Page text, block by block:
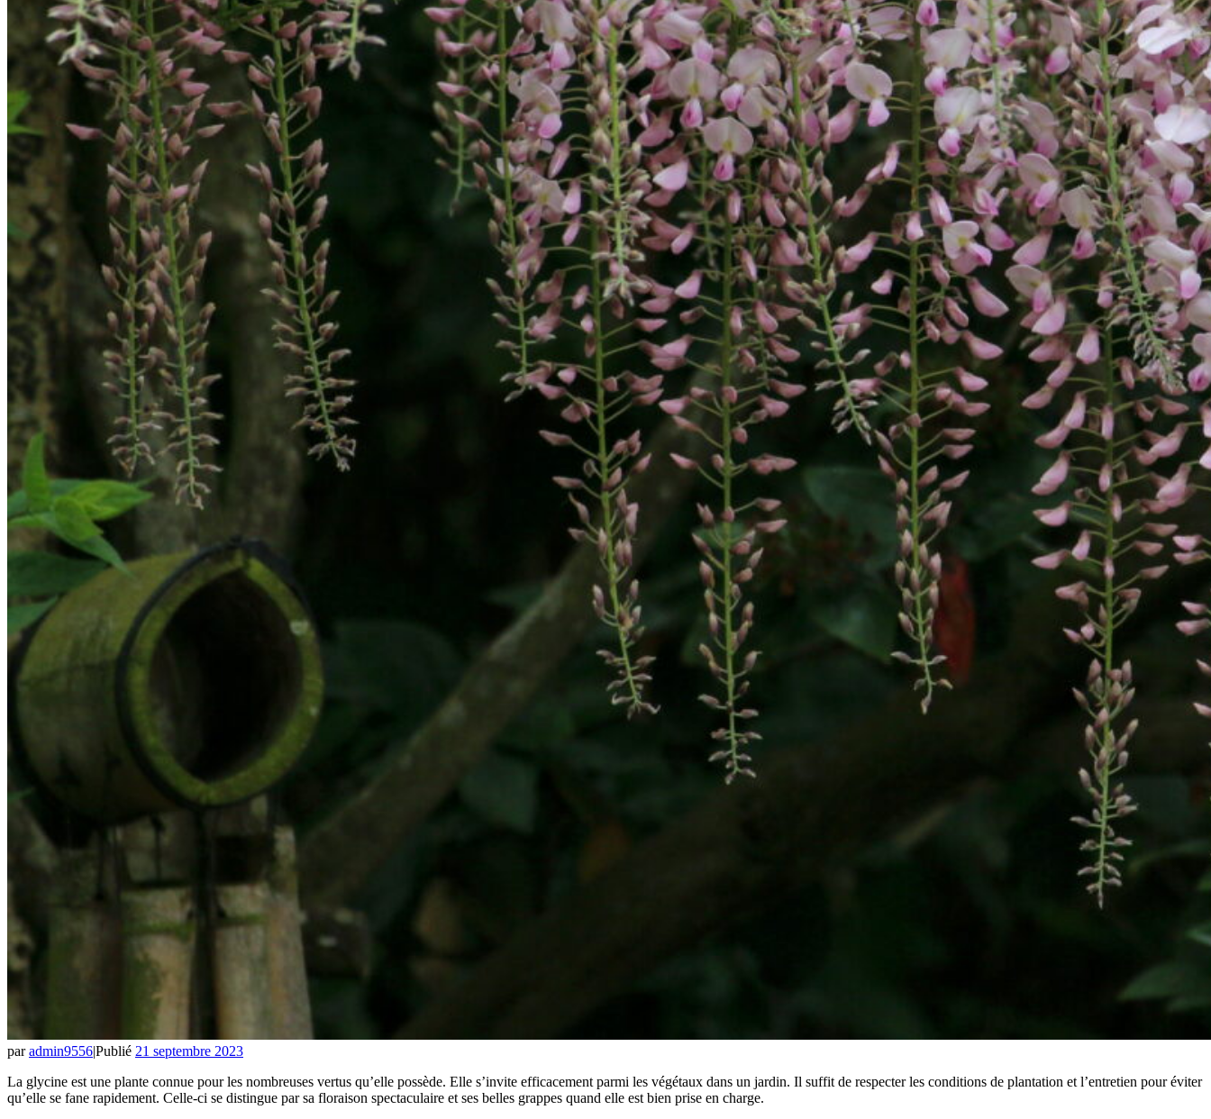
paradmin9556|Publié 21 septembre 2023
La glycine est une plante connue pour les nombreuses vertus qu’elle possède. Elle s’invite efficacement parmi les végétaux dans un jardin. Il suffit de respecter les conditions de plantation et l’entretien pour éviter
qu’elle se fane rapidement. Celle-ci se distingue par sa floraison spectaculaire et ses belles grappes quand elle est bien prise en charge.